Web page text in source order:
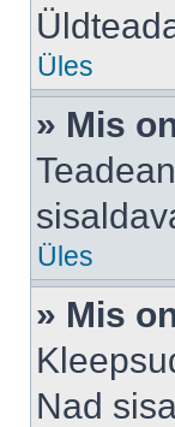
Üles
» Mis
Üles
» Mis
Nad